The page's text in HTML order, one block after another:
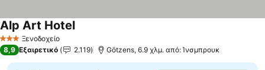
3 ΑστέριαΞενοδοχείο
Alp Art Hotel
8,9 Εξαιρετικό 2.119 Götzens, 6.9 χλμ. από: Ίνσμπρουκ